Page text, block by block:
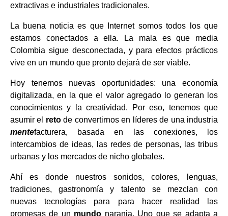
extractivas e industriales tradicionales.
La buena noticia es que Internet somos todos los que
estamos conectados a ella. La mala es que media
Colombia sigue desconectada, y para efectos prácticos
vive en un mundo que pronto dejará de ser viable.
Hoy tenemos nuevas oportunidades: una economía
digitalizada, en la que el valor agregado lo generan los
conocimientos y la creatividad. Por eso, tenemos que
asumir el retode convertirnos en líderes de una industria
mentefacturera, basada en las conexiones, los
intercambios de ideas, las redes de personas, las tribus
urbanas y los mercados de nicho globales.
Ahí es donde nuestros sonidos, colores, lenguas,
tradiciones, gastronomía y talento se mezclan con
nuevas tecnologías para para hacer realidad las
promesas de un mundo naranja. Uno que se adapta a